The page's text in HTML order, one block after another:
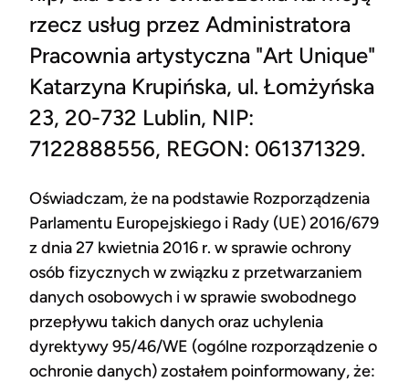
rzecz usług przez Administratora
Pracownia artystyczna "Art Unique"
Katarzyna Krupińska, ul. Łomżyńska
23, 20-732 Lublin, NIP:
7122888556, REGON: 061371329.
Oświadczam, że na podstawie Rozporządzenia
Parlamentu Europejskiego i Rady (UE) 2016/679
z dnia 27 kwietnia 2016 r. w sprawie ochrony
osób fizycznych w związku z przetwarzaniem
danych osobowych i w sprawie swobodnego
przepływu takich danych oraz uchylenia
dyrektywy 95/46/WE (ogólne rozporządzenie o
ochronie danych) zostałem poinformowany, że: